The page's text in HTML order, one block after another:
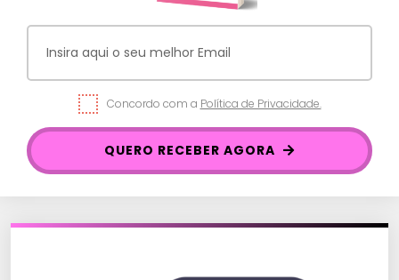
Concordo com a Política de Privacidade.
QUERO RECEBER AGORA